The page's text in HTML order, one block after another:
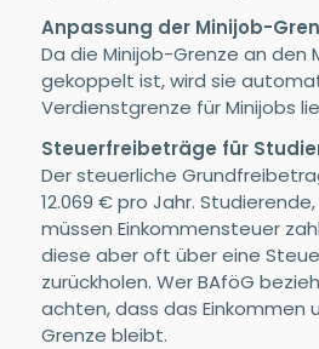
Anpassung der Minijob-
Da die Minijob-Grenze an den
gekoppelt ist, wird sie
Verdienstgrenze für Minijobs
Steuerfreibeträge für
Der steuerliche
12.069 € pro Jahr.
müssen Einkommensteuer
diese aber oft über eine
zurückholen. Wer BAföG
achten, dass das Einkommen
Grenze bleibt.